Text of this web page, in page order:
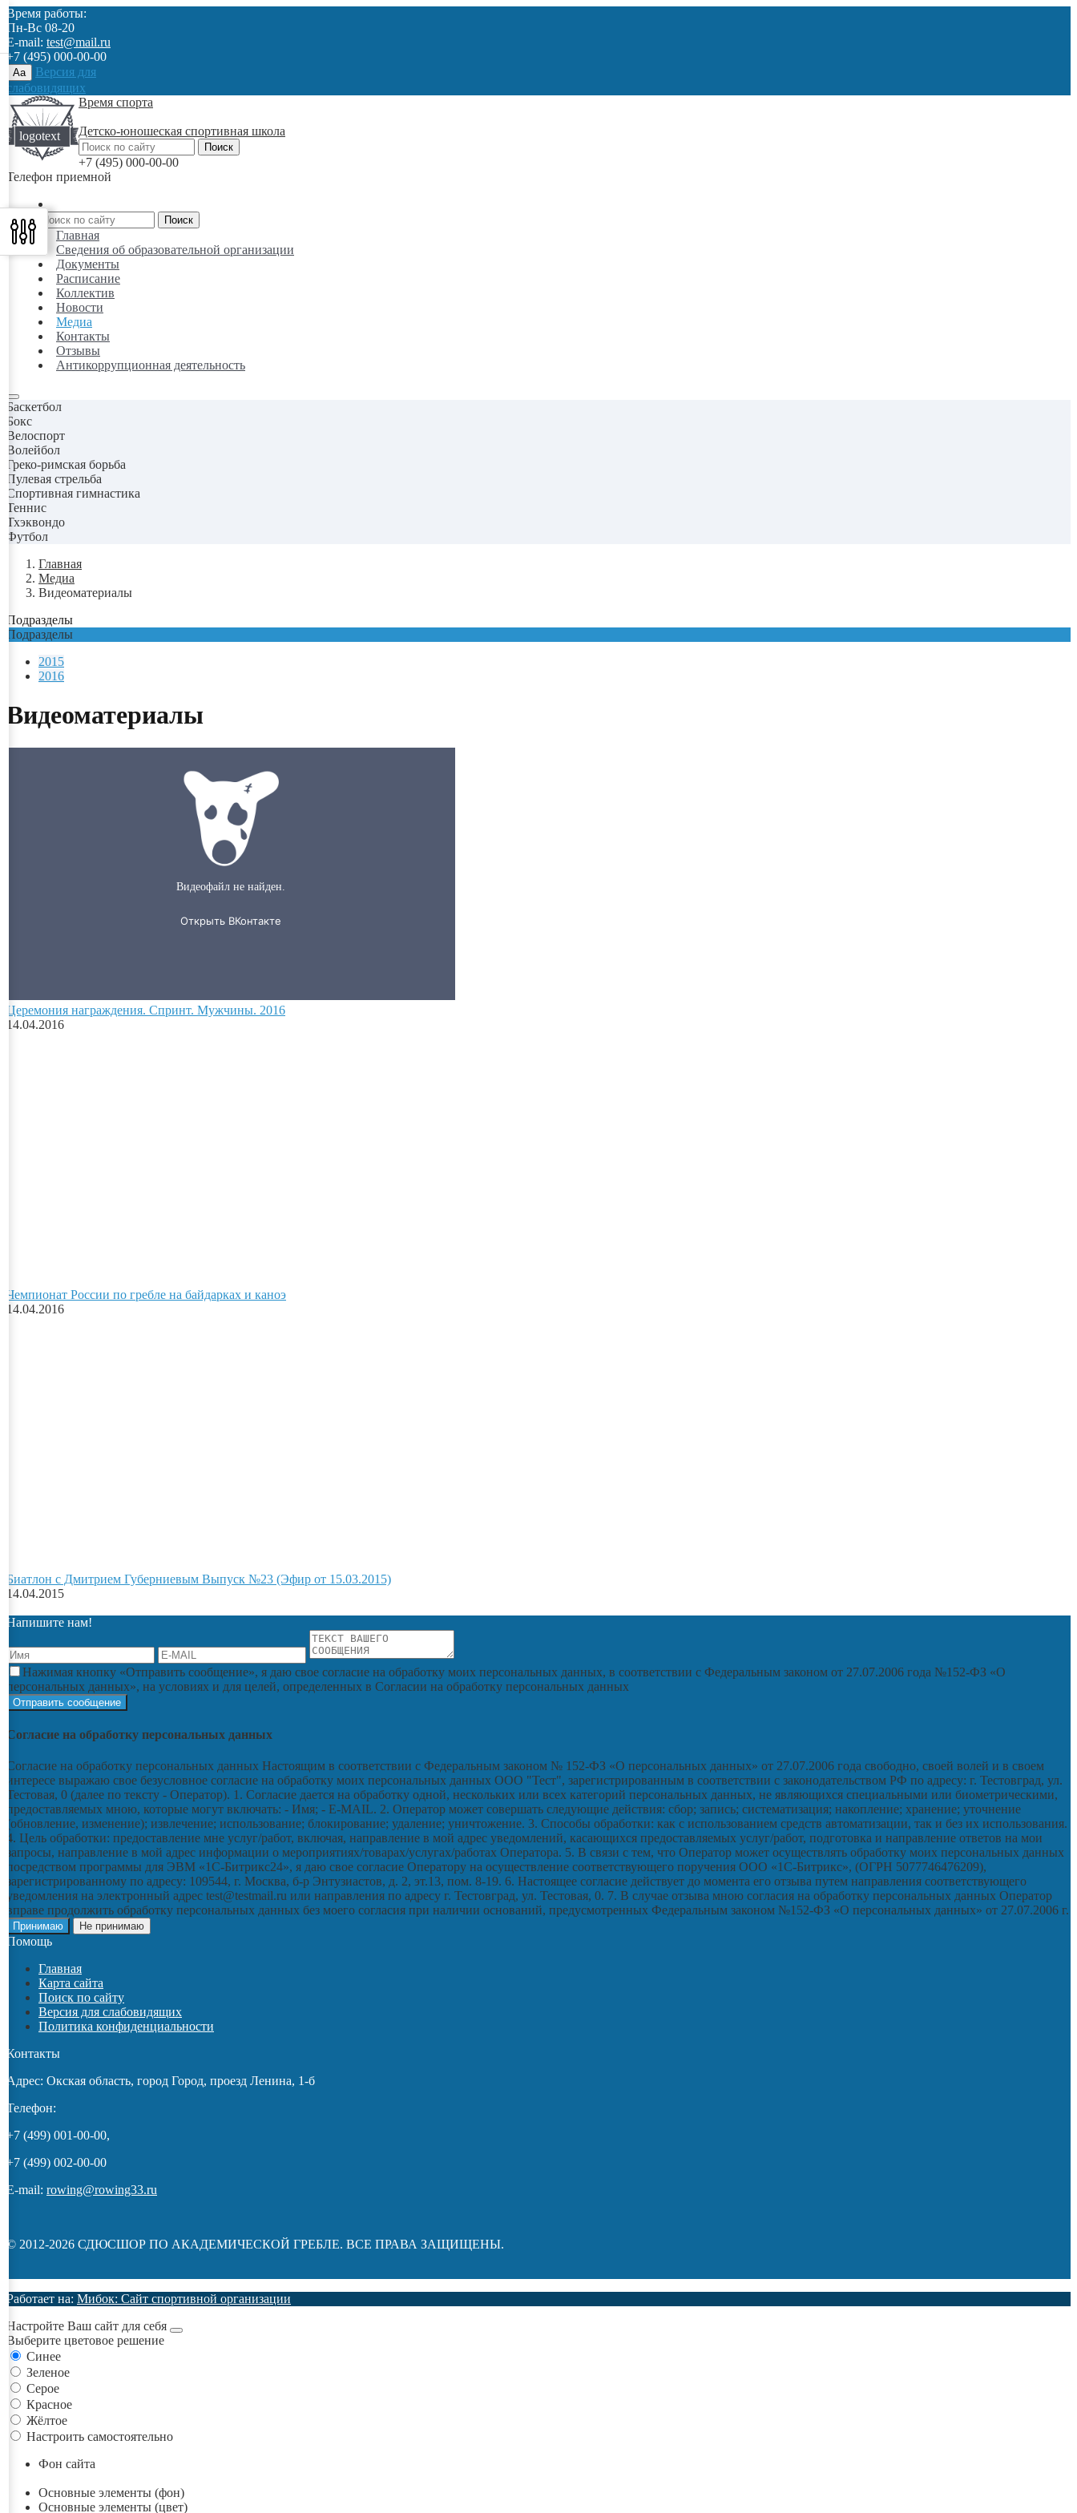
Время работы:
Пн-Вс 08-20
E-mail: test@mail.ru
+7 (495) 000-00-00
Aa
Версия для
слабовидящих
Время спорта
Детско-юношеская спортивная школа
+7 (495) 000-00-00
Телефон приемной
Главная
Сведения об образовательной организации
Документы
Расписание
Коллектив
Новости
Медиа
Контакты
Отзывы
Антикоррупционная деятельность
Баскетбол
Бокс
Велоспорт
Волейбол
Греко-римская борьба
Пулевая стрельба
Спортивная гимнастика
Теннис
Тхэквондо
Футбол
Главная
Медиа
Видеоматериалы
Подразделы
Подразделы
2015
2016
Видеоматериалы
Церемония награждения. Спринт. Мужчины. 2016
14.04.2016
Чемпионат России по гребле на байдарках и каноэ
14.04.2016
Биатлон с Дмитрием Губерниевым Выпуск №23 (Эфир от 15.03.2015)
14.04.2015
Напишите нам!
Нажимая кнопку «Отправить сообщение», я даю свое согласие на обработку моих персональных данных, в соответствии с Федеральным законом от 27.07.2006 года №152-ФЗ «О
персональных данных», на условиях и для целей, определенных в Согласии на обработку персональных данных
Согласие на обработку персональных данных
Согласие на обработку персональных данных Настоящим в соответствии с Федеральным законом № 152-ФЗ «О персональных данных» от 27.07.2006 года свободно, своей волей и в своем
интересе выражаю свое безусловное согласие на обработку моих персональных данных ООО "Тест", зарегистрированным в соответствии с законодательством РФ по адресу: г. Тестовград, ул.
Тестовая, 0 (далее по тексту - Оператор). 1. Согласие дается на обработку одной, нескольких или всех категорий персональных данных, не являющихся специальными или биометрическими,
предоставляемых мною, которые могут включать: - Имя; - E-MAIL. 2. Оператор может совершать следующие действия: сбор; запись; систематизация; накопление; хранение; уточнение
(обновление, изменение); извлечение; использование; блокирование; удаление; уничтожение. 3. Способы обработки: как с использованием средств автоматизации, так и без их использования.
4. Цель обработки: предоставление мне услуг/работ, включая, направление в мой адрес уведомлений, касающихся предоставляемых услуг/работ, подготовка и направление ответов на мои
запросы, направление в мой адрес информации о мероприятиях/товарах/услугах/работах Оператора. 5. В связи с тем, что Оператор может осуществлять обработку моих персональных данных
посредством программы для ЭВМ «1С-Битрикс24», я даю свое согласие Оператору на осуществление соответствующего поручения ООО «1С-Битрикс», (ОГРН 5077746476209),
зарегистрированному по адресу: 109544, г. Москва, б-р Энтузиастов, д. 2, эт.13, пом. 8-19. 6. Настоящее согласие действует до момента его отзыва путем направления соответствующего
уведомления на электронный адрес test@testmail.ru или направления по адресу г. Тестовград, ул. Тестовая, 0. 7. В случае отзыва мною согласия на обработку персональных данных Оператор
вправе продолжить обработку персональных данных без моего согласия при наличии оснований, предусмотренных Федеральным законом №152-ФЗ «О персональных данных» от 27.07.2006 г.
Принимаю Не принимаю
Помощь
Главная
Карта сайта
Поиск по сайту
Версия для слабовидящих
Политика конфиденциальности
Контакты
Адрес: Окская область, город Город, проезд Ленина, 1-б
Телефон:
+7 (499) 001-00-00,
+7 (499) 002-00-00
E-mail: rowing@rowing33.ru
© 2012-2026 СДЮСШОР ПО АКАДЕМИЧЕСКОЙ ГРЕБЛЕ. ВСЕ ПРАВА ЗАЩИЩЕНЫ.
Работает на: Мибок: Сайт спортивной организации
Настройте Ваш сайт для себя
Выберите цветовое решение
Синее
Зеленое
Серое
Красное
Жёлтое
Настроить самостоятельно
Фон сайта
Основные элементы (фон)
Основные элементы (цвет)